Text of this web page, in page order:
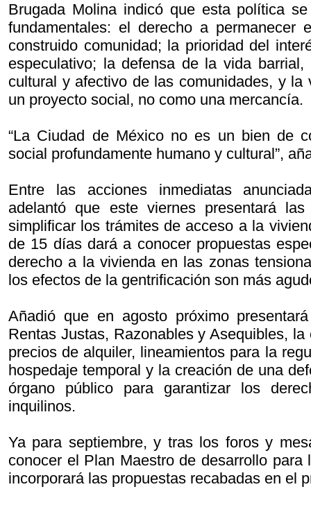
Brugada Molina indicó que esta política
fundamentales: el derecho a permanecer
construido comunidad; la prioridad del
especulativo; la defensa de la vida
cultural y afectivo de las comunidades, y la
un proyecto social, no como una mercancía.
“La Ciudad de México no es un bien de
social profundamente humano y cultural”,
Entre las acciones inmediatas
adelantó que este viernes presentará
simplificar los trámites de acceso a la
de 15 días dará a conocer propuestas
derecho a la vivienda en las zonas
los efectos de la gentrificación son más
Añadió que en agosto próximo
Rentas Justas, Razonables y Asequibles,
precios de alquiler, lineamientos para la
hospedaje temporal y la creación de una
órgano público para garantizar los
inquilinos.
Ya para septiembre, y tras los foros y
conocer el Plan Maestro de desarrollo para
incorporará las propuestas recabadas en el